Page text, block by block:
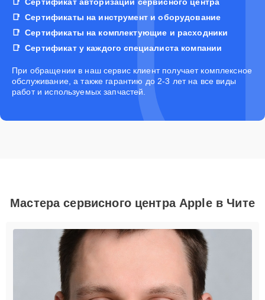
Сертификаты на инструмент и оборудование
Сертификаты на комплектующие и расходники
Сертификат у каждого специалиста компании
При обращении в наш сервис клиент получает комплексное
обслуживание, а также гарантию до 2-3 лет на все виды
работ и используемых запчастей.
Мастера сервисного центра Apple в Чите